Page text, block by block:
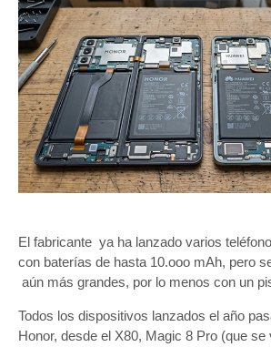
El fabricante ya ha lanzado varios
con baterías de hasta 10.ooo mAh, pero
aún más grandes, por lo menos con un
Todos los dispositivos lanzados el año
Honor, desde el X80, Magic 8 Pro (que se